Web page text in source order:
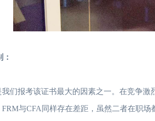
们报考该证书最大的因素之一。在竞争
与CFA同样存在差距，虽然二者在职